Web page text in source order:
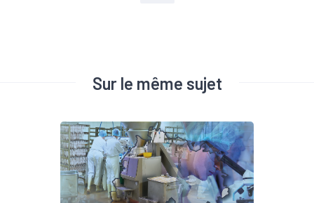
Sur le même sujet